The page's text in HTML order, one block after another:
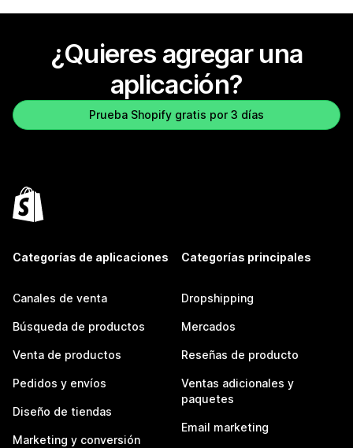
¿Quieres agregar una
aplicación?
Prueba Shopify gratis por 3 días
Categorías de aplicaciones
Canales de venta
Búsqueda de productos
Venta de productos
Pedidos y envíos
Diseño de tiendas
Marketing y conversión
Categorías principales
Dropshipping
Mercados
Reseñas de producto
Ventas adicionales y
paquetes
Email marketing